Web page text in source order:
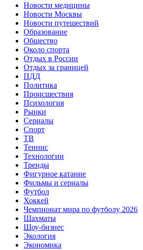
Новости медицины
Новости Москвы
Новости путешествий
Образование
Общество
Около спорта
Отдых в России
Отдых за границей
ПДД
Политика
Происшествия
Психология
Рынки
Сериалы
Спорт
ТВ
Теннис
Технологии
Тренды
Фигурное катание
Фильмы и сериалы
Футбол
Хоккей
Чемпионат мира по футболу 2026
Шахматы
Шоу-бизнес
Экология
Экономика